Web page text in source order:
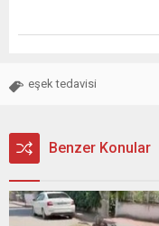
eşek tedavisi
Benzer Konular